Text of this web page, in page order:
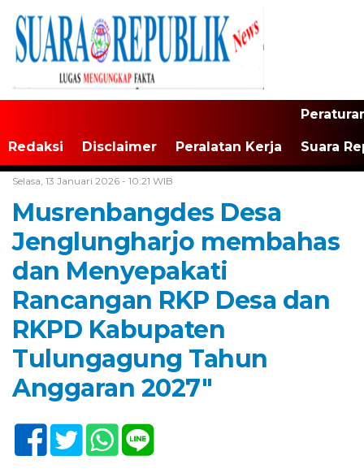
Redaksi Disclaimer Peralatan Kerja Suara
Selasa, 13 Januari 2026 - 10:21 WIB
Musrenbangdes Desa
Jenglungharjo membahas
dan Menyepakati
Rancangan RKP Desa dan
RKPD Kabupaten
Tulungagung Tahun
Anggaran 2027″